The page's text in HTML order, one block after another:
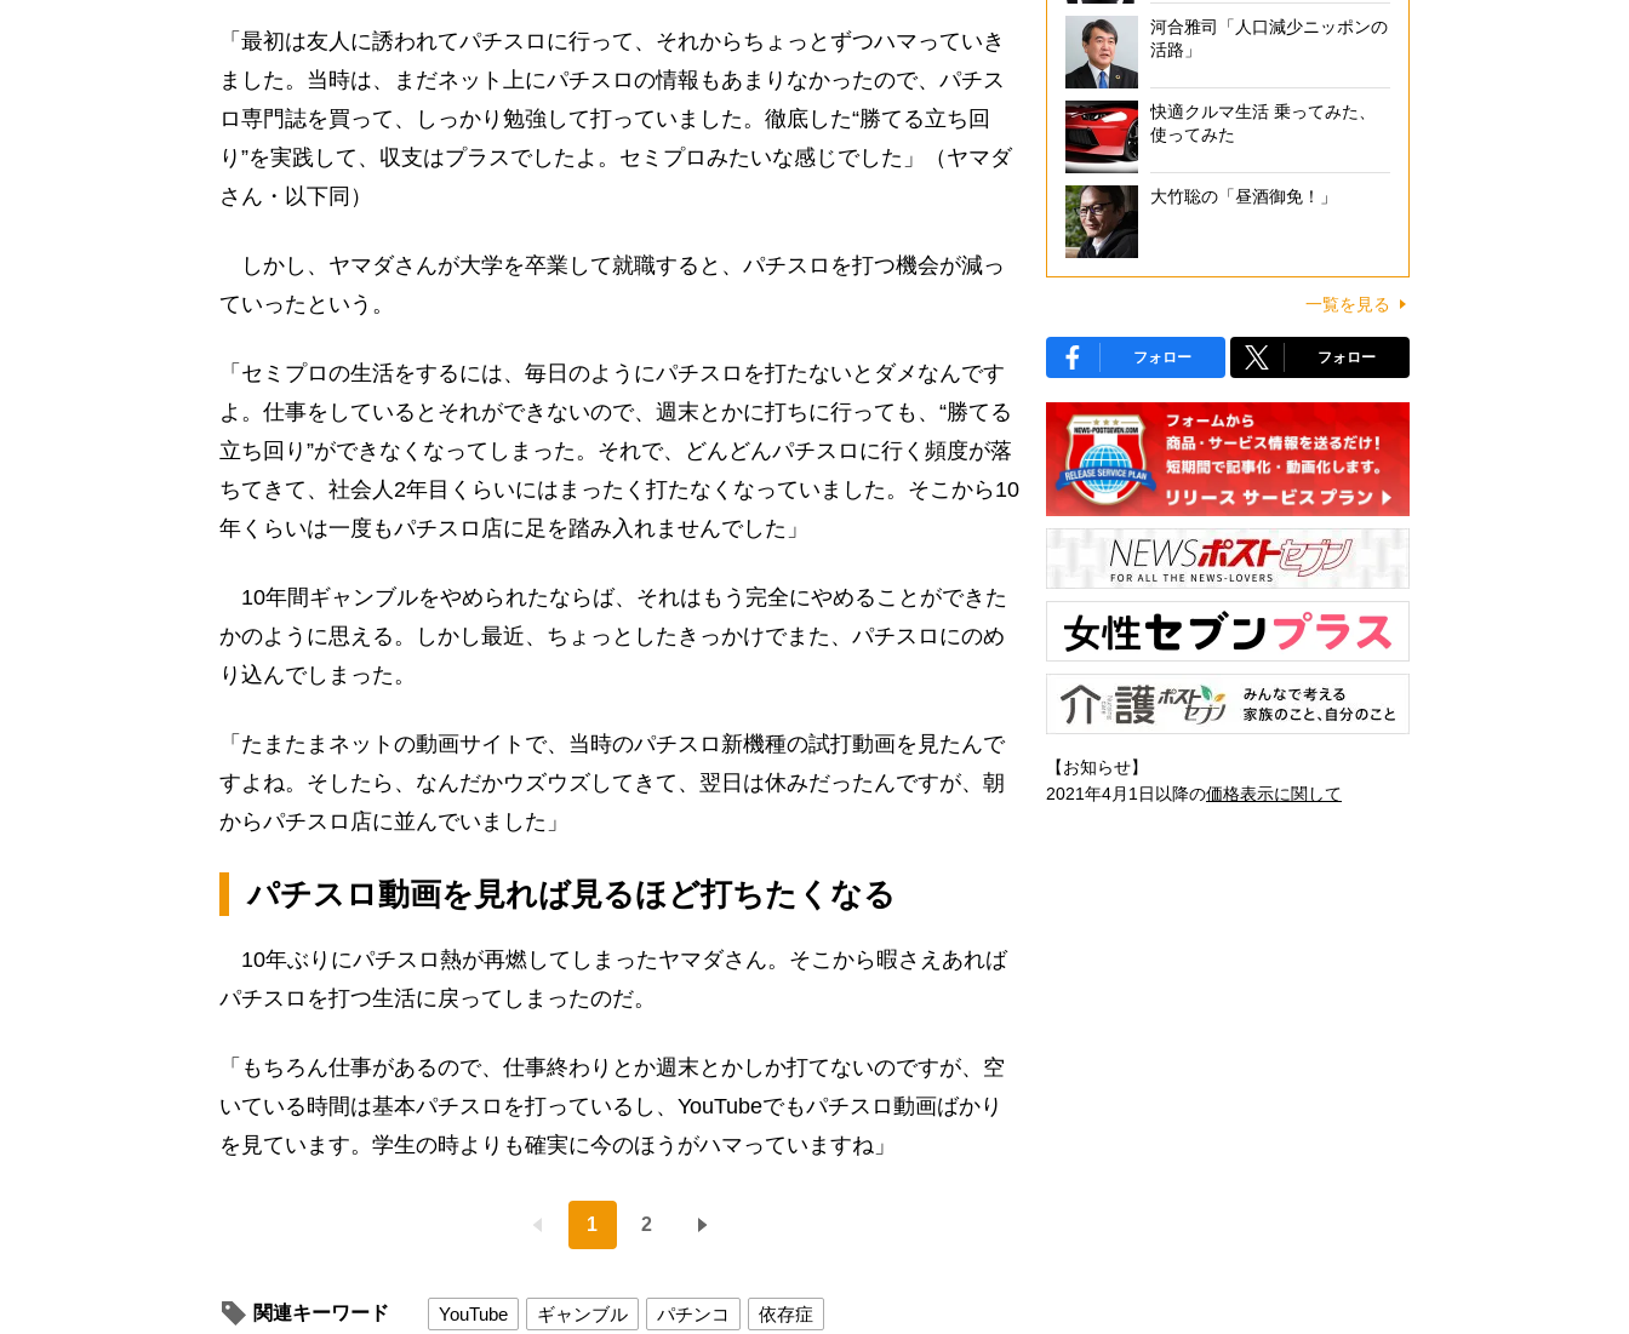
「最初は友人に誘われてパチスロに行って、それからちょっとずつハマっていき
ました。当時は、まだネット上にパチスロの情報もあまりなかったので、パチス
ロ専門誌を買って、しっかり勉強して打っていました。徹底した“勝てる立ち回
り”を実践して、収支はプラスでしたよ。セミプロみたいな感じでした」（ヤマダ
さん・以下同）
しかし、ヤマダさんが大学を卒業して就職すると、パチスロを打つ機会が減っ
ていったという。
「セミプロの生活をするには、毎日のようにパチスロを打たないとダメなんです
よ。仕事をしているとそれができないので、週末とかに打ちに行っても、“勝てる
立ち回り”ができなくなってしまった。それで、どんどんパチスロに行く頻度が落
ちてきて、社会人2年目くらいにはまったく打たなくなっていました。そこから10
年くらいは一度もパチスロ店に足を踏み入れませんでした」
10年間ギャンブルをやめられたならば、それはもう完全にやめることができた
かのように思える。しかし最近、ちょっとしたきっかけでまた、パチスロにのめ
り込んでしまった。
「たまたまネットの動画サイトで、当時のパチスロ新機種の試打動画を見たんで
すよね。そしたら、なんだかウズウズしてきて、翌日は休みだったんですが、朝
からパチスロ店に並んでいました」
パチスロ動画を見れば見るほど打ちたくなる
10年ぶりにパチスロ熱が再燃してしまったヤマダさん。そこから暇さえあれば
パチスロを打つ生活に戻ってしまったのだ。
「もちろん仕事があるので、仕事終わりとか週末とかしか打てないのですが、空
いている時間は基本パチスロを打っているし、YouTubeでもパチスロ動画ばかり
を見ています。学生の時よりも確実に今のほうがハマっていますね」
1 2
関連キーワード YouTube ギャンブル パチンコ 依存症
河合雅司「人口減少ニッポンの
活路」
快適クルマ生活 乗ってみた、
使ってみた
大竹聡の「昼酒御免！」
一覧を見る
フォロー フォロー
【お知らせ】
2021年4月1日以降の価格表示に関して